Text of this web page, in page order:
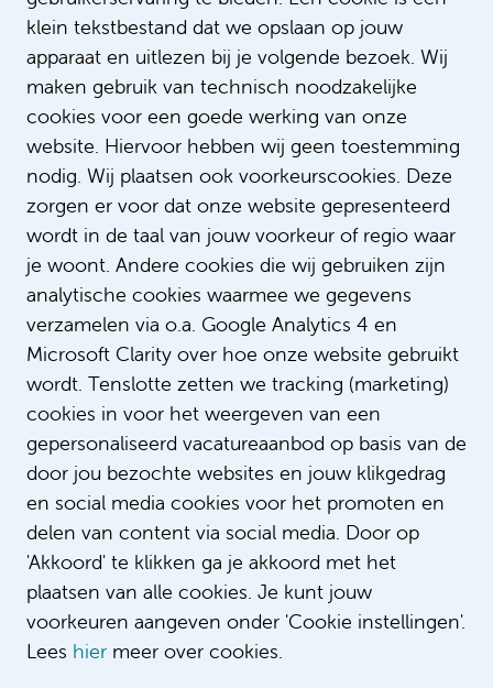
klein tekstbestand dat we opslaan op jouw
apparaat en uitlezen bij je volgende bezoek. Wij
maken gebruik van technisch noodzakelijke
cookies voor een goede werking van onze
website. Hiervoor hebben wij geen toestemming
nodig. Wij plaatsen ook voorkeurscookies. Deze
zorgen er voor dat onze website gepresenteerd
wordt in de taal van jouw voorkeur of regio waar
je woont. Andere cookies die wij gebruiken zijn
analytische cookies waarmee we gegevens
verzamelen via o.a. Google Analytics 4 en
Microsoft Clarity over hoe onze website gebruikt
wordt. Tenslotte zetten we tracking (marketing)
cookies in voor het weergeven van een
gepersonaliseerd vacatureaanbod op basis van de
door jou bezochte websites en jouw klikgedrag
en social media cookies voor het promoten en
delen van content via social media. Door op
'Akkoord' te klikken ga je akkoord met het
plaatsen van alle cookies. Je kunt jouw
voorkeuren aangeven onder 'Cookie instellingen'.
Lees hier meer over cookies.
6 Maanden
Doktersassistent
Nuluren
16 - 36 uur
Doktersassistent universitaire
huisartsenpraktijk
€ 2.875 - € 3.900
Doktersassistent
Bepaalde tijd met uitzicht op vast
24 - 36 uur
Bekijk alle vacatures